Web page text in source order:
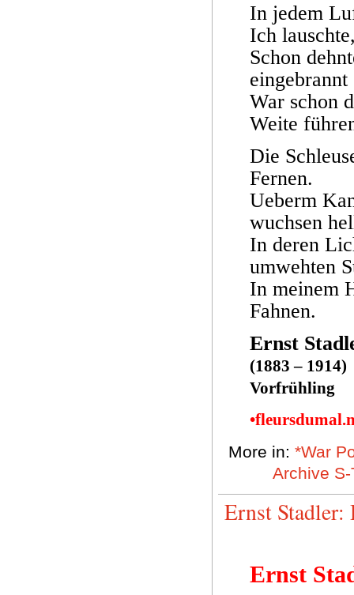
In jedem
Ich
Schon
eingebrannt
War schon
Weite
Die
Fernen.
Ueberm
wuchsen
In deren
umwehten
In meinem
Fahnen.
Ernst
(1883 – 1914)
Vorfrühling
More in: *War
Archive S-
Ernst Stadler:
Ernst